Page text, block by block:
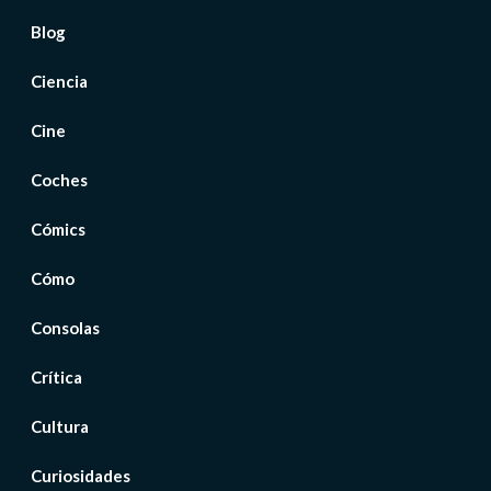
Blog
Ciencia
Cine
Coches
Cómics
Cómo
Consolas
Crítica
Cultura
Curiosidades